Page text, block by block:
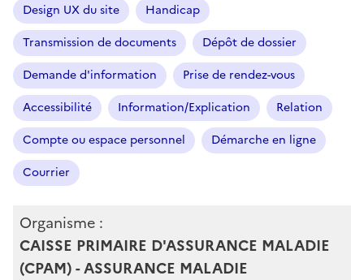
Design UX du site
Handicap
Transmission de documents
Dépôt de dossier
Demande d'information
Prise de rendez-vous
Accessibilité
Information/Explication
Relation
Compte ou espace personnel
Démarche en ligne
Courrier
Organisme :
CAISSE PRIMAIRE D'ASSURANCE MALADIE
(CPAM) - ASSURANCE MALADIE